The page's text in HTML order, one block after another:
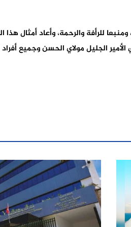
للرأفة والرحمة، وأعاد أمثال
الجليل مولاي الحسن وجميع أفراد